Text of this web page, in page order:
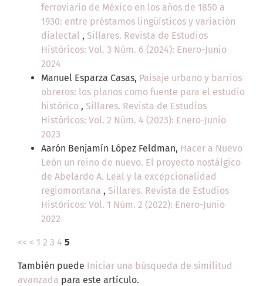
ferroviario de México en los años de 1850 a
1930: entre préstamos lingüísticos y variación
dialectal , Sillares. Revista de Estudios
Históricos: Vol. 3 Núm. 6 (2024): Enero-Junio
2024
Manuel Esparza Casas, Paisaje urbano y barrios
obreros: los planos como fuente para el estudio
histórico , Sillares. Revista de Estudios
Históricos: Vol. 2 Núm. 4 (2023): Enero-Junio
2023
Aarón Benjamín López Feldman, Hacer a Nuevo
León un reino de nuevo. El proyecto nostálgico
de Abelardo A. Leal y la excepcionalidad
regiomontana , Sillares. Revista de Estudios
Históricos: Vol. 1 Núm. 2 (2022): Enero-Junio
2022
<< < 1 2 3 4 5
También puede Iniciar una búsqueda de similitud
avanzada para este artículo.